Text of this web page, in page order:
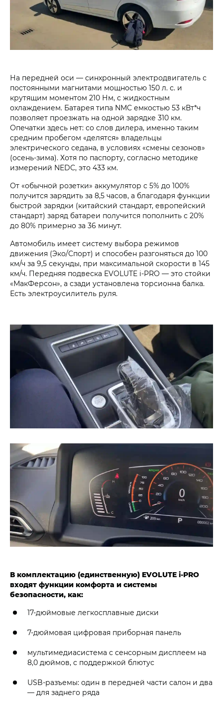
На передней оси — синхронный электродвигатель с
постоянными магнитами мощностью 150 л. с. и
крутящим моментом 210 Нм, с жидкостным
охлаждением. Батарея типа NMC емкостью 53 кВт*ч
позволяет проезжать на одной зарядке 310 км.
Опечатки здесь нет: со слов дилера, именно таким
средним пробегом «делятся» владельцы
электрического седана, в условиях «смены сезонов»
(осень-зима). Хотя по паспорту, согласно методике
измерений NEDC, это 433 км.
От «обычной розетки» аккумулятор с 5% до 100%
получится зарядить за 8,5 часов, а благодаря функции
быстрой зарядки (китайский стандарт, европейский
стандарт) заряд батареи получится пополнить с 20%
до 80% примерно за 36 минут.
Автомобиль имеет систему выбора режимов
движения (Эко/Спорт) и способен разгоняться до 100
км/ч за 9,5 секунды, при максимальной скорости в 145
км/ч. Передняя подвеска EVOLUTE i‑PRO — это стойки
«МакФерсон», а сзади установлена торсионна балка.
Есть электроусилитель руля.
В комплектацию (единственную) EVOLUTE i‑PRO
входят функции комфорта и системы
безопасности, как:
17-дюймовые легкосплавные диски
7-дюймовая цифровая приборная панель
мультимедиасистема с сенсорным дисплеем на
8,0 дюймов, с поддержкой блютус
USB-разъемы: один в передней части салон и два
— для заднего ряда